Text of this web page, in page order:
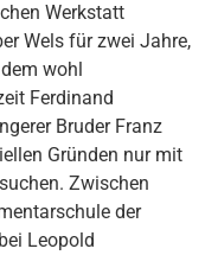
Werkstatt
Wels für zwei Jahre,
wohl
Ferdinand
Bruder Franz
Gründen nur mit
Zwischen
der
Leopold